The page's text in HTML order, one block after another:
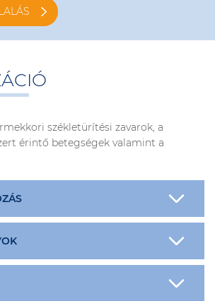
székletürítési zavarok, a
érintő betegségek valamint a